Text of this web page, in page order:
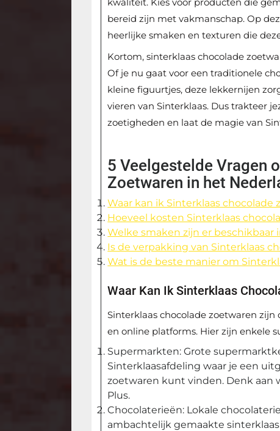
bereid zijn met vakmanschap. Op
heerlijke smaken en texturen die
Kortom, sinterklaas chocolade
Of je nu gaat voor een traditionele
kleine figuurtjes, deze lekkernijen
vieren van Sinterklaas. Dus trakteer
zoetigheden en laat de magie van
5 Veelgestelde Vragen
Zoetwaren in het
Waar kan ik Sinterklaas chocolade
Hoeveel kosten Sinterklaas
Welke smaken zijn er beschikbaar
Is de verpakking van Sinterklaas
Wat is de beste manier om
Waar Kan Ik Sinterklaas
Sinterklaas chocolade zoetwaren
en online platforms. Hier zijn enkele
Supermarkten: Grote
Sinterklaasafdeling waar je een
zoetwaren kunt vinden. Denk aan
Plus.
Chocolaterieën: Lokale
ambachtelijk gemaakte